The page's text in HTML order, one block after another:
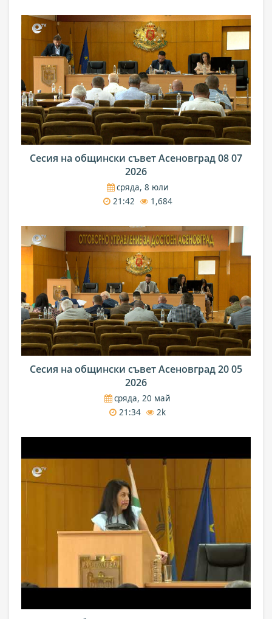
Сесия на общински съвет Асеновград 08 07
2026
сряда, 8 юли
21:42
1,684
Сесия на общински съвет Асеновград 20 05
2026
сряда, 20 май
21:34
2k